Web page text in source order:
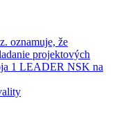
oznamuje, že
projektových
1 LEADER NSK na